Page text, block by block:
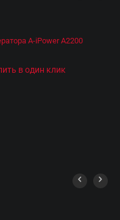
A-iPower A2200
в один клик